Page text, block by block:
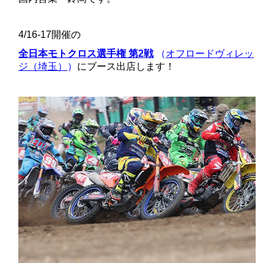
4/16-17開催の
全日本モトクロス選手権 第2戦
（オフロードヴィレッ
ジ（埼玉）
） にブース出店します！